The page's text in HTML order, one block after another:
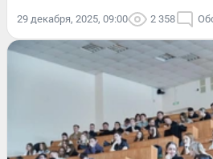
29 декабря, 2025, 09:00 2 358